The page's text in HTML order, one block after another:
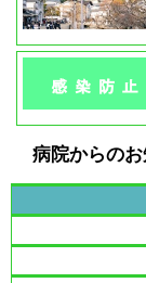
病院からの